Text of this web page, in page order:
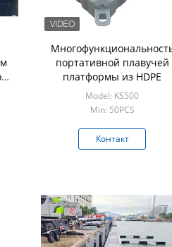
портативной плавучей
платформы из HDPE
Model: KS500
Min: 50PCS
Контакт